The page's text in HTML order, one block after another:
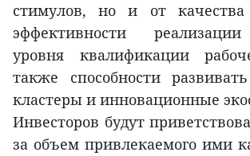
стимулов, но и от качества
эффективности
уровня квалификации
также способности
кластеры и инновационные
Инвесторов будут
за объем привлекаемого ими